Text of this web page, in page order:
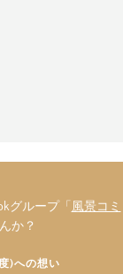
グループ「 風景コミ
か？
)への想い